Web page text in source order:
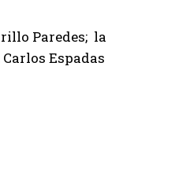
Paredes; la
Espadas